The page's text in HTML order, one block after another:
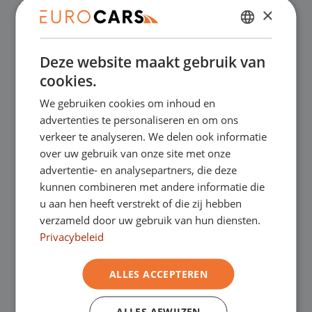
✔
Financial lease – Soepele acceptatie
Gratis thuisbezorgd bij online aankoop
Onze showrooms
Je bent van harte welkom in een van onze
showrooms om de occasions te bekijken –
en natuurlijk voor een lekkere kop koffie!
kunt in Asten terecht voor onze
DUTCH
ENGLISH
×
Deze website maakt gebruik van
cookies.
We gebruiken cookies om inhoud en
advertenties te personaliseren en om ons
verkeer te analyseren. We delen ook informatie
over uw gebruik van onze site met onze
advertentie- en analysepartners, die deze
kunnen combineren met andere informatie die
u aan hen heeft verstrekt of die zij hebben
verzameld door uw gebruik van hun diensten.
Privacybeleid
ALLES ACCEPTEREN